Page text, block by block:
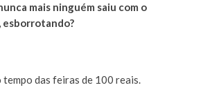
mais ninguém saiu com o
esborrotando?
tempo das feiras de 100 reais.